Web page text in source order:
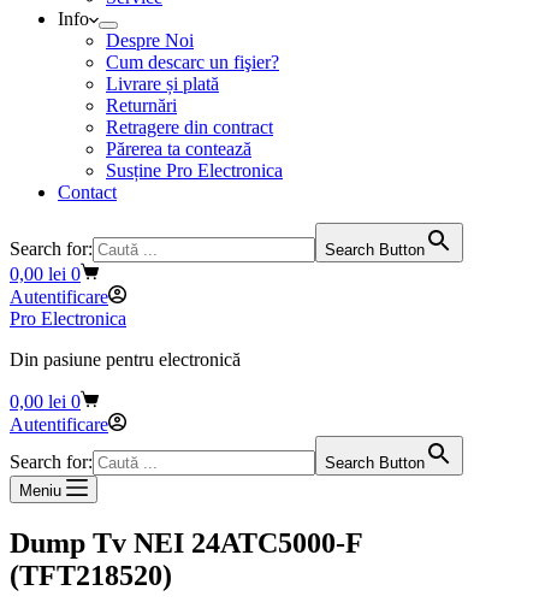
Info
Despre Noi
Cum descarc un fişier?
Livrare și plată
Returnări
Retragere din contract
Părerea ta contează
Susține Pro Electronica
Contact
Search for: Search Button
Coș
de
cumpărături
0,00 lei 0
Autentificare
Pro Electronica
Din pasiune pentru electronică
Coș
de
0,00 lei 0
Autentificare
Search for:
Search Button
Meniu
Dump Tv NEI 24ATC5000-F
(TFT218520)